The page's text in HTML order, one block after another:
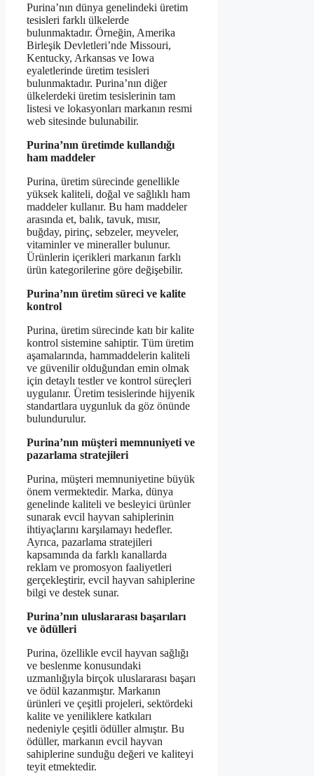
Purina’nın dünya genelindeki üretim
tesisleri farklı ülkelerde
bulunmaktadır. Örneğin, Amerika
Birleşik Devletleri’nde Missouri,
Kentucky, Arkansas ve Iowa
eyaletlerinde üretim tesisleri
bulunmaktadır. Purina’nın diğer
ülkelerdeki üretim tesislerinin tam
listesi ve lokasyonları markanın resmi
web sitesinde bulunabilir.
Purina’nın üretimde kullandığı
ham maddeler
Purina, üretim sürecinde genellikle
yüksek kaliteli, doğal ve sağlıklı ham
maddeler kullanır. Bu ham maddeler
arasında et, balık, tavuk, mısır,
buğday, pirinç, sebzeler, meyveler,
vitaminler ve mineraller bulunur.
Ürünlerin içerikleri markanın farklı
ürün kategorilerine göre değişebilir.
Purina’nın üretim süreci ve kalite
kontrol
Purina, üretim sürecinde katı bir kalite
kontrol sistemine sahiptir. Tüm üretim
aşamalarında, hammaddelerin kaliteli
ve güvenilir olduğundan emin olmak
için detaylı testler ve kontrol süreçleri
uygulanır. Üretim tesislerinde hijyenik
standartlara uygunluk da göz önünde
bulundurulur.
Purina’nın müşteri memnuniyeti ve
pazarlama stratejileri
Purina, müşteri memnuniyetine büyük
önem vermektedir. Marka, dünya
genelinde kaliteli ve besleyici ürünler
sunarak evcil hayvan sahiplerinin
ihtiyaçlarını karşılamayı hedefler.
Ayrıca, pazarlama stratejileri
kapsamında da farklı kanallarda
reklam ve promosyon faaliyetleri
gerçekleştirir, evcil hayvan sahiplerine
bilgi ve destek sunar.
Purina’nın uluslararası başarıları
ve ödülleri
Purina, özellikle evcil hayvan sağlığı
ve beslenme konusundaki
uzmanlığıyla birçok uluslararası başarı
ve ödül kazanmıştır. Markanın
ürünleri ve çeşitli projeleri, sektördeki
kalite ve yeniliklere katkıları
nedeniyle çeşitli ödüller almıştır. Bu
ödüller, markanın evcil hayvan
sahiplerine sunduğu değeri ve kaliteyi
teyit etmektedir.